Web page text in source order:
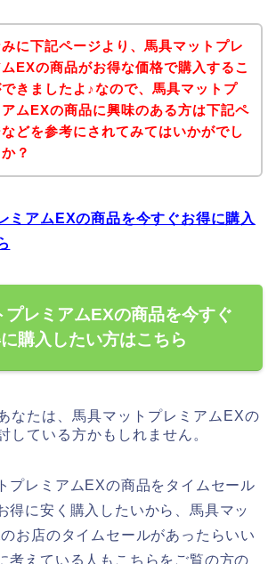
に下記ページより、馬具マットプレ
ムEXの商品がお得な価格で購入するこ
できましたよ♪なので、馬具マットプ
アムEXの商品に興味のある方は下記ペ
どを参考にされてみてはいかがでし
？
ミアムEXの商品を今すぐお得に購入
プレミアムEXの商品を今すぐ
購入したい方はこちら
なたは、馬具マットプレミアムEXの
している方かもしれません。
プレミアムEXの商品をタイムセール
得に安く購入したいから、馬具マッ
お店のタイムセールがあったらいい
考えている人もこちらをご覧の方の